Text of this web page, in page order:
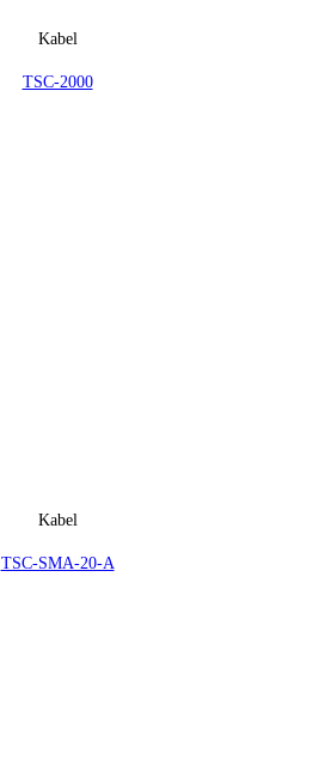
Kabel
TSC-2000
Kabel
TSC-SMA-20-A